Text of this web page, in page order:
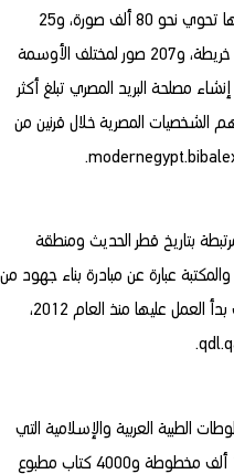
وتعد نقطة التميز في هذه المكتبة هو أنها تحوي نحو 80 ألف صورة، و25
وثيقة مختلفة، وقرابة 2000 فيلم، و231 خريطة، و207 صور لمختلف الأوسمة
مصلحة البريد المصري تبلغ أكثر
بأهم الشخصيات المصرية خلال قرنين من
.
بتاريخ قطر الحديث ومنطقة
والمكتبة عبارة عن مبادرة بناء جهود من
مكتبة قطر الوطنية والمكتبة البريطانية التي بدأ العمل عليها منذ العام 2012،
.
الطبية العربية والإسلامية التي
تقتنيها، والمكتبة تتيح الوصول إلى نحو 12 ألف مخطوطة و4000 كتاب مطبوع